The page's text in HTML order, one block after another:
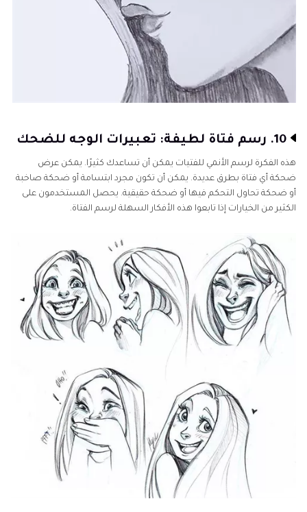
10. رسم فتاة لطيفة: تعبيرات الوجه للضحك
هذه الفكرة لرسم الأنمي للفتيات يمكن أن تساعدك كثيرًا. يمكن عرض
ضحكة أي فتاة بطرق عديدة. يمكن أن تكون مجرد ابتسامة أو ضحكة صاخبة
أو ضحكة تحاول التحكم فيها أو ضحكة حقيقية. يحصل المستخدمون على
الكثير من الخيارات إذا تابعوا هذه الأفكار السهلة لرسم الفتاة.